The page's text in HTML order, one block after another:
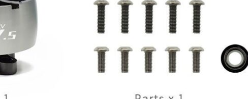
chyb, Poskytování a zobrazování reklamy a
Ukládání a sdělování voleb ochrany osobních údajů.